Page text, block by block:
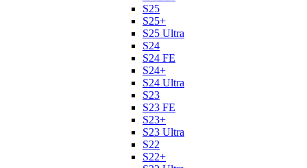
S25
S25+
S25 Ultra
S24
S24 FE
S24+
S24 Ultra
S23
S23 FE
S23+
S23 Ultra
S22
S22+